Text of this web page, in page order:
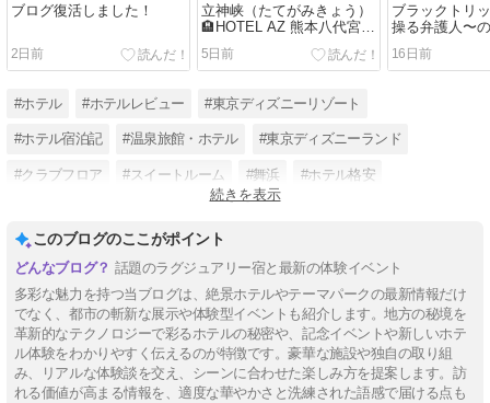
ブログ復活しました！
2日前
立神峡（たてがみきょう）
🏨HOTEL AZ 熊本八代宮原
店2019/10/20-22
5日前
ブラックトリ
操る弁護人〜
ってましたね
ホテル千葉
16日前
#ホテル #ホテルレビュー #東京ディズニーリゾート
#ホテル宿泊記 #温泉旅館・ホテル #東京ディズニーランド
#クラブフロア #スイートルーム #舞浜 #ホテル格安
続きを表示
このブログのここがポイント
話題のラグジュアリー宿と最新の体験イベント
多彩な魅力を持つ当ブログは、絶景ホテルやテーマパークの最新情報だけ
でなく、都市の斬新な展示や体験型イベントも紹介します。地方の秘境を
革新的なテクノロジーで彩るホテルの秘密や、記念イベントや新しいホテ
ル体験をわかりやすく伝えるのが特徴です。豪華な施設や独自の取り組
み、リアルな体験談を交え、シーンに合わせた楽しみ方を提案します。訪
れる価値が高まる情報を、適度な華やかさと洗練された語感で届ける点も